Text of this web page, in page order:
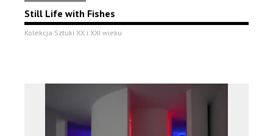
Still Life with Fishes
Kolekcja Sztuki XX i XXI wieku